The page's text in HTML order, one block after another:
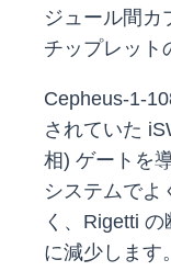
ジュール間カ
チップレット
Cepheus-1-
されていた
相) ゲートを
システムでよ
く、Rigetti
に減少します